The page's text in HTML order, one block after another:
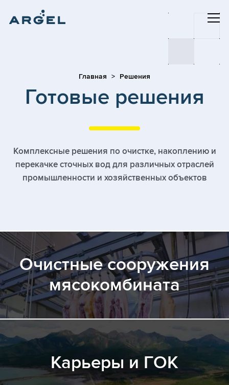
Главная Решения
Готовые решения
Комплексные решения по очистке, накоплению и
перекачке сточных вод для различных отраслей
промышленности и хозяйственных объектов
Очистные сооружения
мясокомбината
Карьеры и ГОК